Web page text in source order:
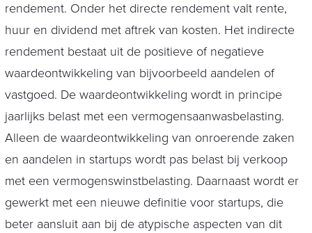
rendement. Onder het directe rendement valt rente,
huur en dividend met aftrek van kosten. Het indirecte
rendement bestaat uit de positieve of negatieve
waardeontwikkeling van bijvoorbeeld aandelen of
vastgoed. De waardeontwikkeling wordt in principe
jaarlijks belast met een vermogensaanwasbelasting.
Alleen de waardeontwikkeling van onroerende zaken
en aandelen in startups wordt pas belast bij verkoop
met een vermogenswinstbelasting. Daarnaast wordt er
gewerkt met een nieuwe definitie voor startups, die
beter aansluit aan bij de atypische aspecten van dit